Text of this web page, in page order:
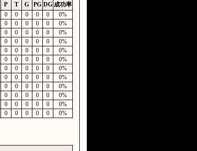
P T G PG DG 成功率
0 0 0 0 0
0%
0 0 0 0 0
0%
0 0 0 0 0
0%
0 0 0 0 0
0%
0 0 0 0 0
0%
0 0 0 0 0
0%
0 0 0 0 0
0%
0 0 0 0 0
0%
0 0 0 0 0
0%
0 0 0 0 0
0%
0 0 0 0 0
0%
0 0 0 0 0 0%